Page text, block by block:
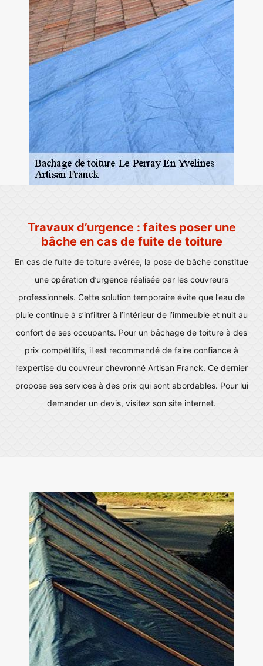
Travaux d’urgence : faites poser une
bâche en cas de fuite de toiture
En cas de fuite de toiture avérée, la pose de bâche constitue
une opération d’urgence réalisée par les couvreurs
professionnels. Cette solution temporaire évite que l’eau de
pluie continue à s’infiltrer à l’intérieur de l’immeuble et nuit au
confort de ses occupants. Pour un bâchage de toiture à des
prix compétitifs, il est recommandé de faire confiance à
l’expertise du couvreur chevronné Artisan Franck. Ce dernier
propose ses services à des prix qui sont abordables. Pour lui
demander un devis, visitez son site internet.